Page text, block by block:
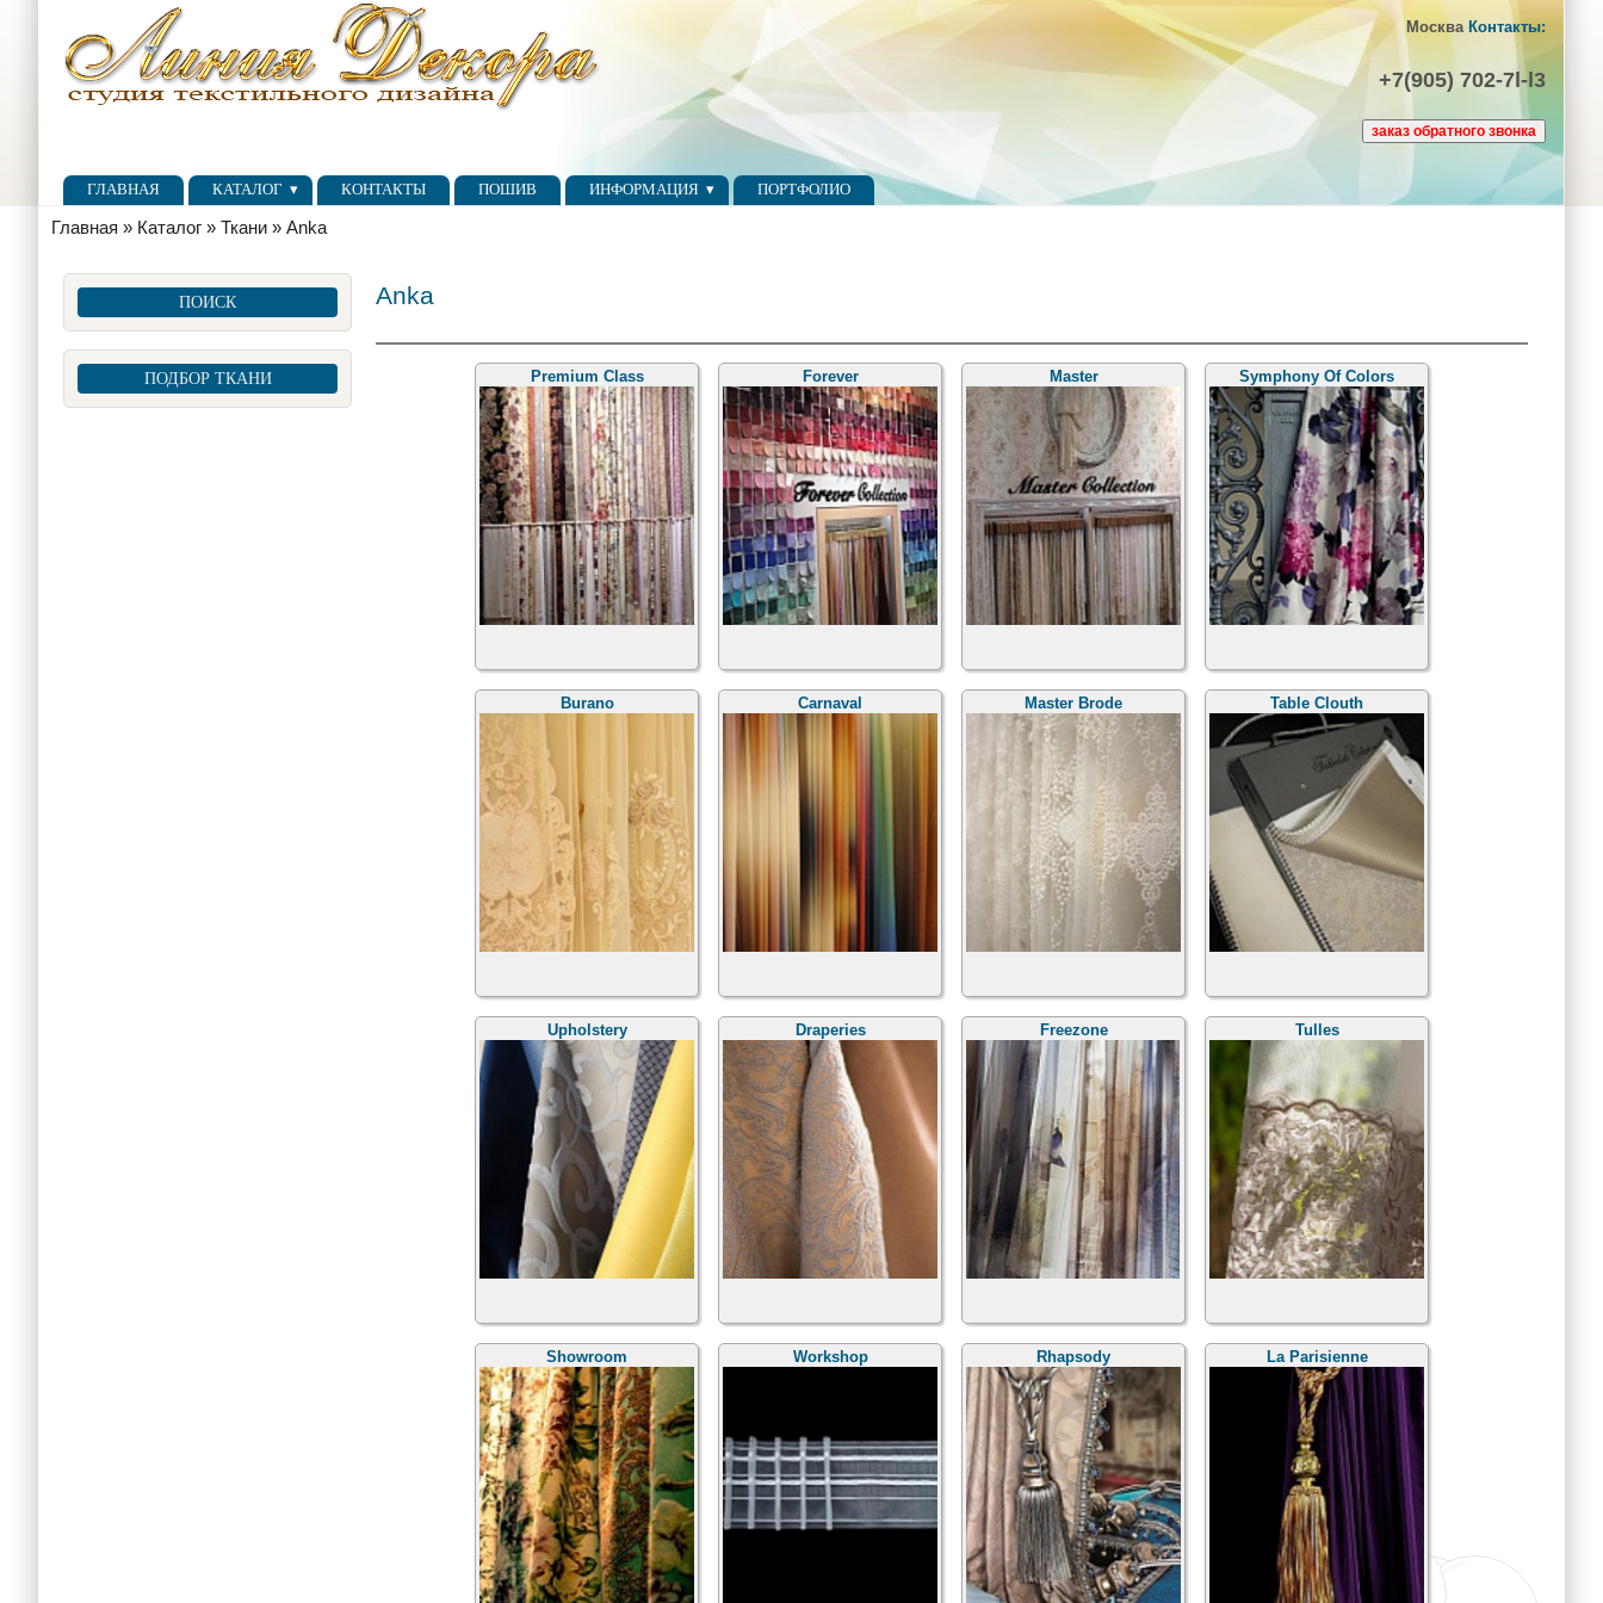
Перейти к основному содержанию
Москва Контакты:
+7(905) 702-7l-l3
Главное меню
ГЛАВНАЯ КАТАЛОГ КОНТАКТЫ ПОШИВ ИНФОРМАЦИЯ ПОРТФОЛИО
Вы здесь
Главная » Каталог » Ткани » Anka
ПОИСК
ПОДБОР ТКАНИ
Anka
Premium Class Forever Master Symphony Of Colors
Burano Carnaval Master Brode Table Clouth
Upholstery Draperies Freezone Tulles
Showroom Workshop Rhapsody La Parisienne